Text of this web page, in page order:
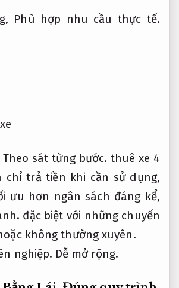
Phù hợp nhu cầu thực tế.
Theo sát từng bước. thuê xe 4
chỉ trả tiền khi cần sử dụng,
ưu hơn ngân sách đáng kể,
đặc biệt với những chuyến
không thường xuyên.
nghiệp. Dễ mở rộng.